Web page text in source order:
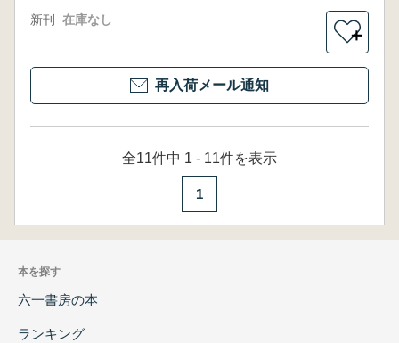
新刊 在庫なし
＋
再入荷メール通知
全11件中 1 - 11件を表示
1
本を探す
六一書房の本
ランキング